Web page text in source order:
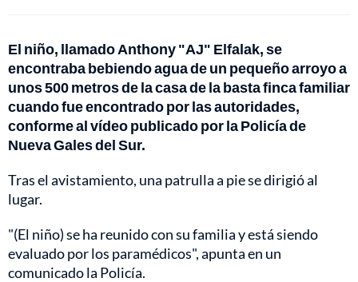
El niño, llamado Anthony "AJ" Elfalak, se
encontraba bebiendo agua de un pequeño arroyo a
unos 500 metros de la casa de la basta finca familiar
cuando fue encontrado por las autoridades,
conforme al vídeo publicado por la Policía de
Nueva Gales del Sur.
Tras el avistamiento, una patrulla a pie se dirigió al
lugar.
"(El niño) se ha reunido con su familia y está siendo
evaluado por los paramédicos", apunta en un
comunicado la Policía.